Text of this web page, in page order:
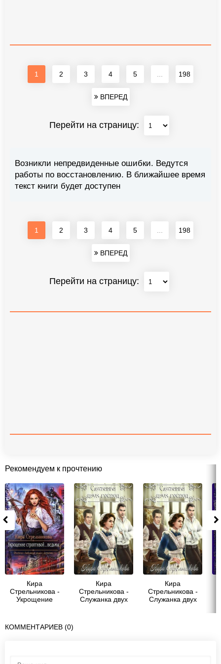
1 2 3 4 5 ... 198
ВПЕРЕД
Перейти на страницу:
Возникли непредвиденные ошибки. Ведутся
работы по восстановлению. В ближайшее время
текст книги будет доступен
1 2 3 4 5 ... 198
ВПЕРЕД
Перейти на страницу:
Рекомендуем к прочтению
Кира
Стрельникова -
Укрощение
Кира
Стрельникова -
Служанка двух
Кира
Стрельникова -
Служанка двух
КОММЕНТАРИЕВ (0)